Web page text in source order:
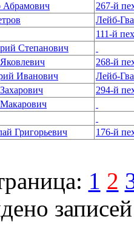
Абрамович
267-й
Лейб-
111-й
Степанович
268-й
Иванович
Лейб-
294-й
Григорьевич
1 2